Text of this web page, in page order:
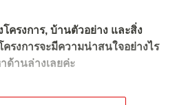
ครงการ, บ้านตัวอย่าง และสิ่ง
รงการจะมีความน่าสนใจอย่างไร
ด้านล่างเลยค่ะ